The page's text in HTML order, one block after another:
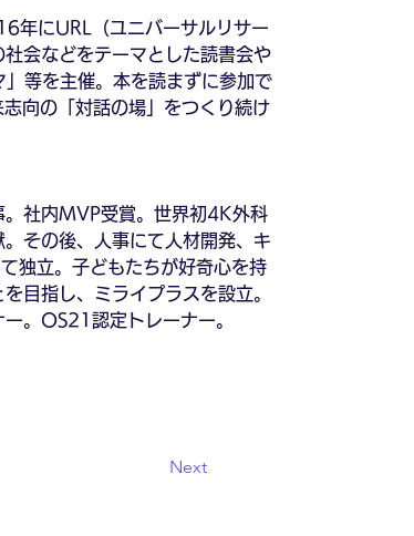
年にURL（ユニバーサルリサー
会などをテーマとした読書会や
等を主催。本を読まずに参加で
向の「対話の場」をつくり続け
。社内MVP受賞。世界初4K外科
その後、人事にて人材開発、キ
独立。子どもたちが好奇心を持
目指し、ミライプラスを設立。
。OS21認定トレーナー。
Next